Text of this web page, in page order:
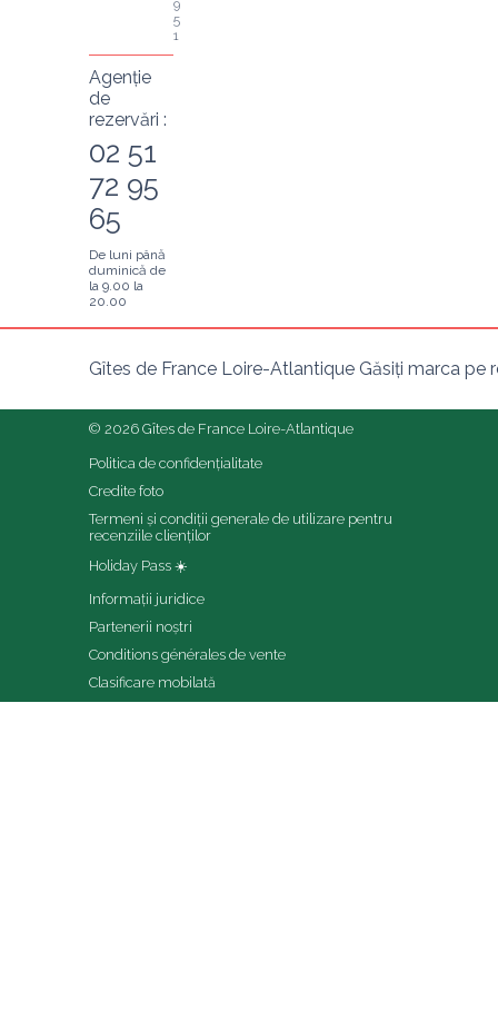
9
5
1
Agenție
de
rezervări :
02 51
72 95
65
De luni până
duminică de
la 9.00 la
20.00
Gîtes de France Loire-Atlantique Găsiți marca pe
© 2026 Gîtes de France Loire-Atlantique
Politica de confidențialitate
Credite foto
Termeni și condiții generale de utilizare pentru
recenziile clienților
Holiday Pass ☀️
Informații juridice
Partenerii noștri
Conditions générales de vente
Clasificare mobilată